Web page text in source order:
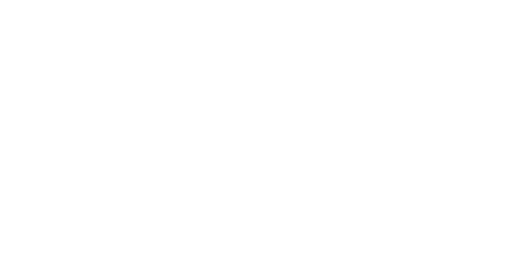
ein perfekter optischer Kompass zur Kontrolle. Ihre Farbe, Dichte, Dicke und Konsistenz erlauben direkte
In Espressotassen lässt sich das kaum beurteilen. Unsere Espresso-Gläser bieten dir einen 360-Grad-
Milliliter (Single Shot) oder 40 Milliliter Kaffee (Doppio) speichert Espresso nur wenig Wärme. Selbst
– und kühlen den Kaffee rasant ab. Das gilt auch für einfache Kaffeegläser.
zwischen den beiden Gläsern den Temperaturaustausch. Die Folge? Heißer Espresso von der
oder störenden Henkel.
Set
Damit der Doppelwand-Effekt nicht verloren geht und das Vakuum stabil bleibt,
Set sehr robust und langlebig ist, kann es bei falscher Handhabung kaputtgehen. Achtung also beim